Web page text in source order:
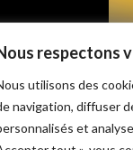
respectons
utilisons des
navigation, diffuser
et